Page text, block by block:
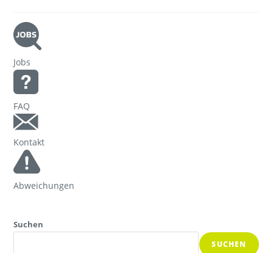
Jobs
FAQ
Kontakt
Abweichungen
Suchen
SUCHEN